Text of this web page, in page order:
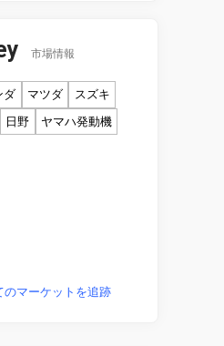
市場情報
ダ マツダ
スズキ
日野 ヤマハ発動機
マーケットを追跡